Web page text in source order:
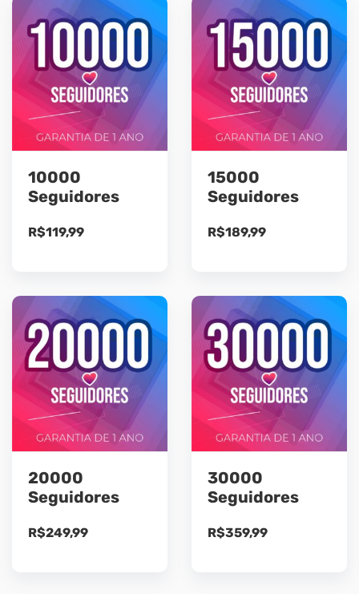
10000
Seguidores
R$119,99
15000
Seguidores
R$189,99
20000
Seguidores
R$249,99
30000
Seguidores
R$359,99